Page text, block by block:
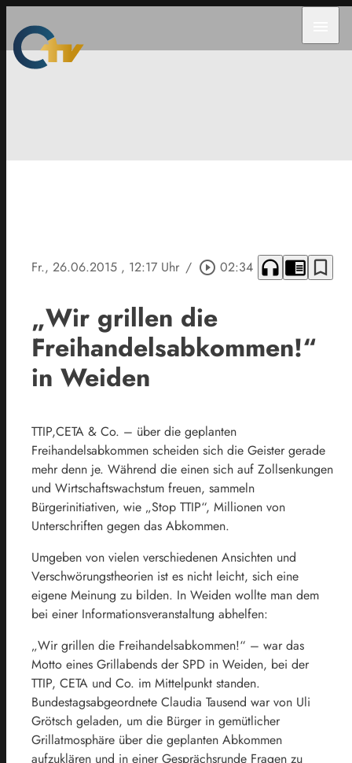
Fr., 26.06.2015 , 12:17 Uhr / play_circle_outline 02:34 headphones chrome_reader_mode bookmark_border
„Wir grillen die
Freihandelsabkommen!“
in Weiden
TTIP,CETA & Co. – über die geplanten
Freihandelsabkommen scheiden sich die Geister gerade
mehr denn je. Während die einen sich auf Zollsenkungen
und Wirtschaftswachstum freuen, sammeln
Bürgerinitiativen, wie „Stop TTIP“, Millionen von
Unterschriften gegen das Abkommen.
Umgeben von vielen verschiedenen Ansichten und
Verschwörungstheorien ist es nicht leicht, sich eine
eigene Meinung zu bilden. In Weiden wollte man dem
bei einer Informationsveranstaltung abhelfen:
„Wir grillen die Freihandelsabkommen!“ – war das
Motto eines Grillabends der SPD in Weiden, bei der
TTIP, CETA und Co. im Mittelpunkt standen.
Bundestagsabgeordnete Claudia Tausend war von Uli
Grötsch geladen, um die Bürger in gemütlicher
Grillatmosphäre über die geplanten Abkommen
aufzuklären und in einer Gesprächsrunde Fragen zu